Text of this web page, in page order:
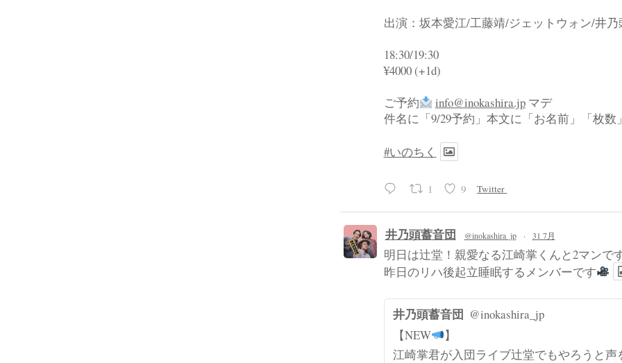
出演：坂本愛江/工藤靖/ジェットウォン/井乃
18:30/19:30
¥4000 (+1d)
ご予約
info@inokashira.jpマデ
件名に「9/29予約」本文に「お名前」「枚数
#いのちく
1 9 Twitter
井乃頭蓄音団 @inokashira_jp · 31 7月
明日は辻堂！親愛なる江崎掌くんと2マンで
昨日のリハ後起立睡眠するメンバーです
井乃頭蓄音団 @inokashira_jp
【NEW
】
江崎掌君が入団ライブ辻堂でもやろうと